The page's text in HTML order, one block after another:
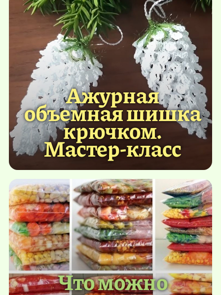
Ажурная
объемная шишка
крючком.
Мастер-класс
Что можно